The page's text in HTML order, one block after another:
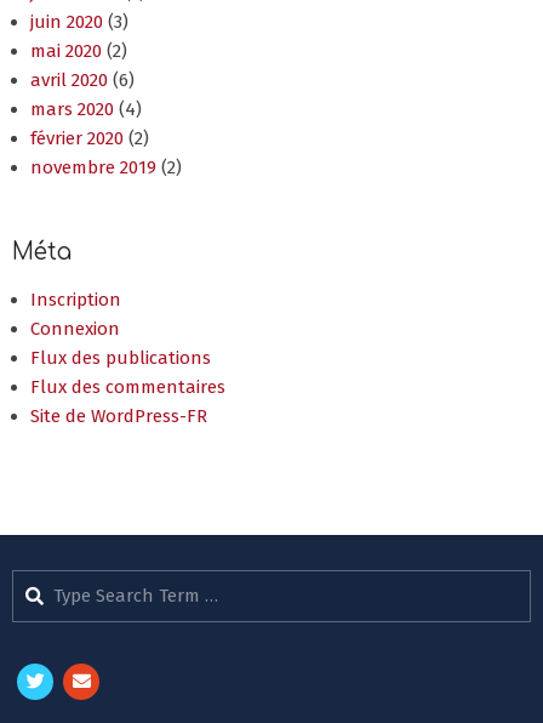
avril 2020 (6)
mars 2020(4)
février 2020(2)
novembre 2019
Inscription
Connexion
Flux des publications
Flux des commentaires
Site de WordPress-FR